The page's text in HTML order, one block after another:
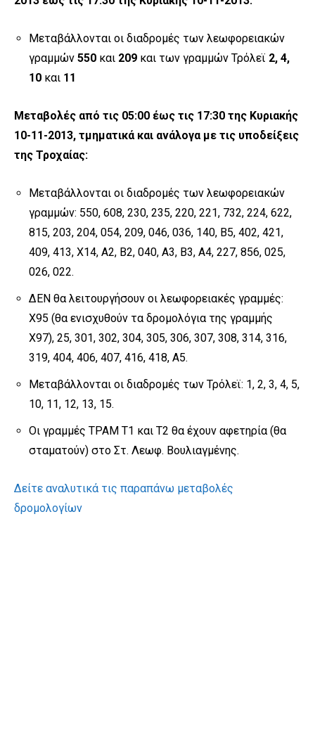
Μεταβάλλονται οι διαδρομές των λεωφορειακών
γραμμών 550 και 209 και των γραμμών Τρόλεϊ 2, 4,
10 και 11
Μεταβολές από τις 05:00 έως τις 17:30 της Κυριακής
10-11-2013, τμηματικά και ανάλογα με τις υποδείξεις
της Τροχαίας:
Μεταβάλλονται οι διαδρομές των λεωφορειακών
γραμμών: 550, 608, 230, 235, 220, 221, 732, 224, 622,
815, 203, 204, 054, 209, 046, 036, 140, Β5, 402, 421,
409, 413, Χ14, Α2, Β2, 040, Α3, Β3, Α4, 227, 856, 025,
026, 022.
ΔΕΝ θα λειτουργήσουν οι λεωφορειακές γραμμές:
Χ95 (θα ενισχυθούν τα δρομολόγια της γραμμής
Χ97), 25, 301, 302, 304, 305, 306, 307, 308, 314, 316,
319, 404, 406, 407, 416, 418, Α5.
Μεταβάλλονται οι διαδρομές των Τρόλεϊ: 1, 2, 3, 4, 5,
10, 11, 12, 13, 15.
Οι γραμμές ΤΡΑΜ Τ1 και Τ2 θα έχουν αφετηρία (θα
σταματούν) στο Στ. Λεωφ. Βουλιαγμένης.
Δείτε αναλυτικά τις παραπάνω μεταβολές
δρομολογίων